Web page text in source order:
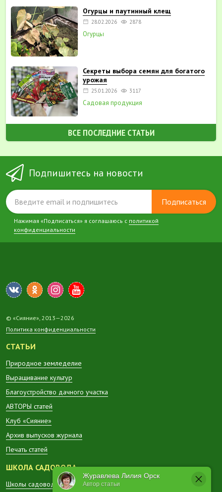
Журавлева Лилия Орск
Автор статьи
Огурцы и паутинный клещ
28.02.2026 2878
Огурцы
Секреты выбора семян для богатого
урожая
25.01.2026 3117
Садовая продукция
ВСЕ ПОСЛЕДНИЕ СТАТЬИ
Подпишитесь на новости
Подписаться
Нажимая «Подписаться» я соглашаюсь с политикой
конфиденциальности
© «Сияние», 2013—2026
Политика конфиденциальности
СТАТЬИ
Природное земледелие
Выращивание культур
Благоустройство дачного участка
АВТОРЫ статей
Клуб «Сияние»
Архив выпусков журнала
Печать статей
ШКОЛА САДОВОДА
Школы садоводов в регионах